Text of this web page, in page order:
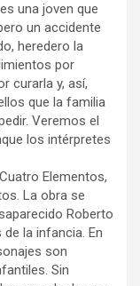
una joven que
un accidente
heredero la
por
curarla y, así,
que la familia
Veremos el
los intérpretes
Elementos,
La obra se
Roberto
la infancia. En
son
Sin